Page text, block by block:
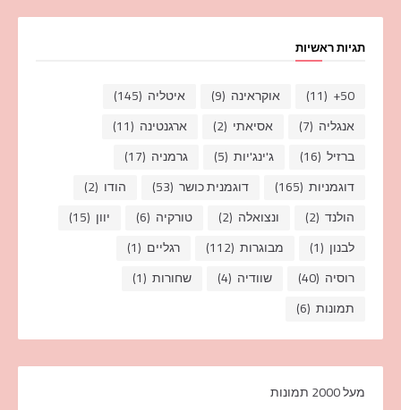
תגיות ראשיות
50+
(11) אוקראינה (9) איטליה (145)
אנגליה (7) אסיאתי (2) ארגנטינה (11)
ברזיל (16) ג'ינג'יות (5) גרמניה (17)
דוגמניות (165) דוגמנית כושר (53) הודו (2)
הולנד (2) ונצואלה (2) טורקיה (6) יוון (15)
לבנון (1) מבוגרות (112) רגליים (1)
רוסיה (40) שוודיה (4) שחורות (1)
תמונות (6)
מעל 2000 תמונות